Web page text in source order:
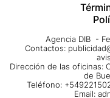
Agencia DIB -
Contactos:
Dirección de las oficinas:
de
Teléfono:
Email: